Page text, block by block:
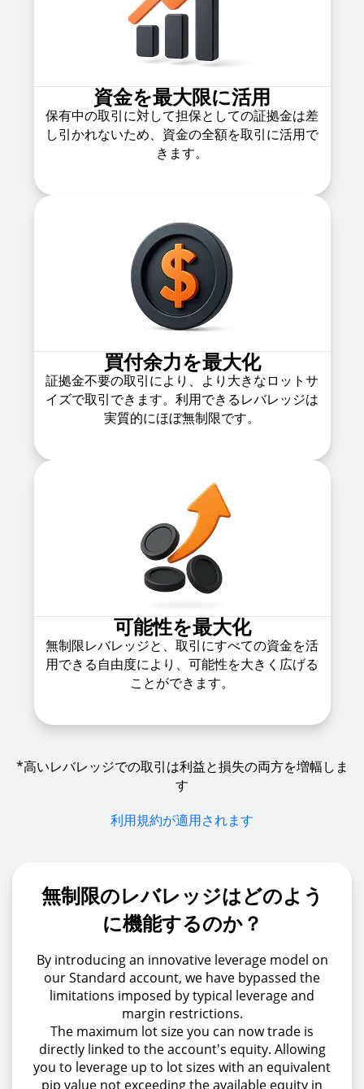
資金を最大限に活用
保有中の取引に対して担保としての証拠金は差
し引かれないため、資金の全額を取引に活用で
きます。
買付余力を最大化
証拠金不要の取引により、より大きなロットサ
イズで取引できます。利用できるレバレッジは
実質的にほぼ無制限です。
可能性を最大化
無制限レバレッジと、取引にすべての資金を活
用できる自由度により、可能性を大きく広げる
ことができます。
*高いレバレッジでの取引は利益と損失の両方を増幅しま
す
利用規約が適用されます
無制限のレバレッジはどのよう
に機能するのか？
By introducing an innovative leverage model on
our Standard account, we have bypassed the
limitations imposed by typical leverage and
margin restrictions.
The maximum lot size you can now trade is
directly linked to the account's equity. Allowing
you to leverage up to lot sizes with an equivalent
pip value not exceeding the available equity in